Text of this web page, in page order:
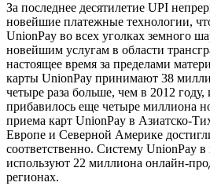
За последнее десятилетие UPI
новейшие платежные технологии,
UnionPay во всех уголках земного
новейшим услугам в области
настоящее время за пределами
карты UnionPay принимают 38
четыре раза больше, чем в 2012 году,
прибавилось еще четыре миллиона
приема карт UnionPay в Азиатско-
Европе и Северной Америке
соответственно. Систему UnionPay в
используют 22 миллиона онлайн-
регионах.